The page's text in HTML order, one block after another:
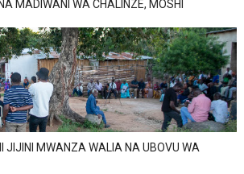
MADIWANI WA CHALINZE, MOSHI
JIJINI MWANZA WALIA NA UBOVU WA